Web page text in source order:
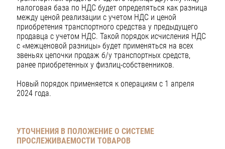
налоговая база по НДС будет определяться как разница
между ценой реализации с учетом НДС и ценой
приобретения транспортного средства у предыдущего
продавца с учетом НДС. Такой порядок исчисления НДС
с «межценовой разницы» будет применяться на всех
звеньях цепочки продаж б/у транспортных средств,
ранее приобретенных у физлиц-собственников.
Новый порядок применяется к операциям с 1 апреля
2024 года.
УТОЧНЕНИЯ В ПОЛОЖЕНИЕ О СИСТЕМЕ
ПРОСЛЕЖИВАЕМОСТИ ТОВАРОВ